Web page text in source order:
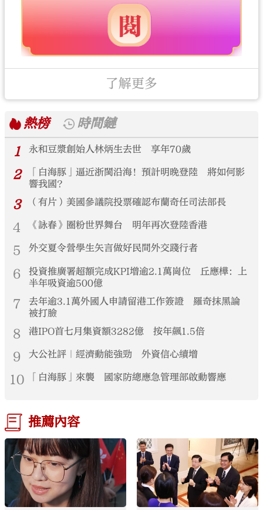
了解更多
熱榜
時間鏈
1
永和豆漿創始人林炳生去世 享年70歲
2
「白海豚」逼近浙閩沿海！預計明晚登陸 將如何影
響我國？
3 （有片）美國參議院投票確認布蘭奇任司法部長
4 《詠春》圈粉世界舞台 明年再次登陸香港
5 外交夏令營學生矢言做好民間外交踐行者
6
投資推廣署超額完成KPI增逾2.1萬崗位 丘應樺：上
半年吸資逾500億
7
去年逾3.1萬外國人申請留港工作簽證 羅奇抹黑論
被打臉
8 港IPO首七月集資額3282億 按年飆1.5倍
9 大公社評｜經濟動能強勁 外資信心續增
10 「白海豚」來襲 國家防總應急管理部啟動響應
推薦內容